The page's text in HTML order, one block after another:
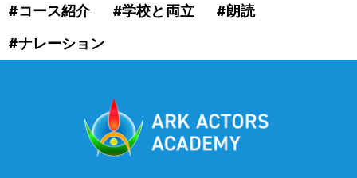
#コース紹介
#学校と両立
#朗読
#ナレーション